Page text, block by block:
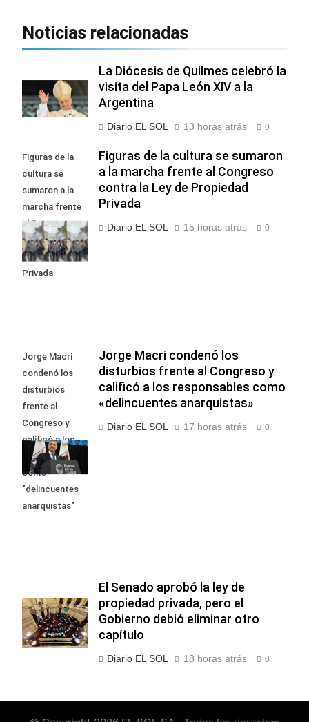
Noticias relacionadas
La Diócesis de Quilmes celebró la
visita del Papa León XIV a la
Argentina
Diario EL SOL 13 horas atrás 0
Figuras de la
cultura se
sumaron a la
marcha frente
al Congreso
contra la Ley de
Propiedad
Privada
Figuras de la cultura se sumaron
a la marcha frente al Congreso
contra la Ley de Propiedad
Privada
Diario EL SOL 15 horas atrás 0
Jorge Macri
condenó los
disturbios
frente al
Congreso y
calificó a los
responsables
como
"delincuentes
anarquistas"
Jorge Macri condenó los
disturbios frente al Congreso y
calificó a los responsables como
«delincuentes anarquistas»
Diario EL SOL 17 horas atrás 0
El Senado aprobó la ley de
propiedad privada, pero el
Gobierno debió eliminar otro
capítulo
Diario EL SOL 18 horas atrás 0